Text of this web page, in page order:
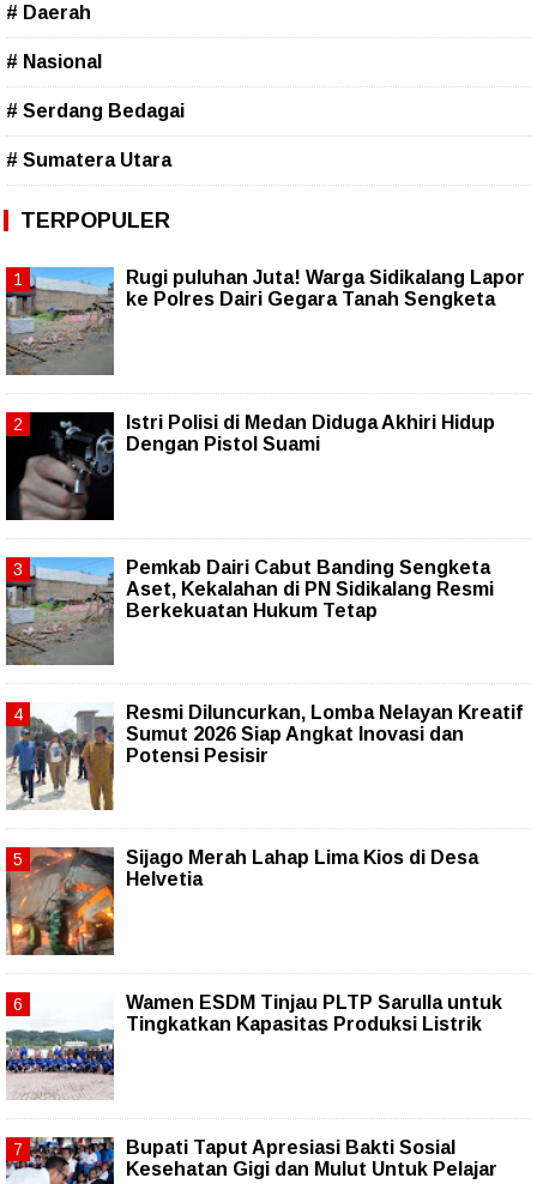
# Daerah
# Nasional
# Serdang Bedagai
# Sumatera Utara
TERPOPULER
Rugi puluhan Juta! Warga Sidikalang Lapor
ke Polres Dairi Gegara Tanah Sengketa
Istri Polisi di Medan Diduga Akhiri Hidup
Dengan Pistol Suami
Pemkab Dairi Cabut Banding Sengketa
Aset, Kekalahan di PN Sidikalang Resmi
Berkekuatan Hukum Tetap
Resmi Diluncurkan, Lomba Nelayan Kreatif
Sumut 2026 Siap Angkat Inovasi dan
Potensi Pesisir
Sijago Merah Lahap Lima Kios di Desa
Helvetia
Wamen ESDM Tinjau PLTP Sarulla untuk
Tingkatkan Kapasitas Produksi Listrik
Bupati Taput Apresiasi Bakti Sosial
Kesehatan Gigi dan Mulut Untuk Pelajar